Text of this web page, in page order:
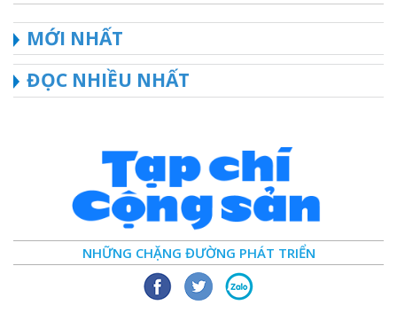
MỚI NHẤT
ĐỌC NHIỀU NHẤT
NHỮNG CHẶNG ĐƯỜNG PHÁT TRIỂN